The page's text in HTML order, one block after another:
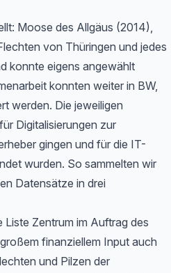
Moose des Allgäus (2014),
von Thüringen und jedes
konnte eigens angewählt
konnten weiter in BW,
werden. Die jeweiligen
Digitalisierungen zur
gingen und für die IT-
wurden. So sammelten wir
Datensätze in drei
Zentrum im Auftrag des
finanziellem Input auch
und Pilzen der